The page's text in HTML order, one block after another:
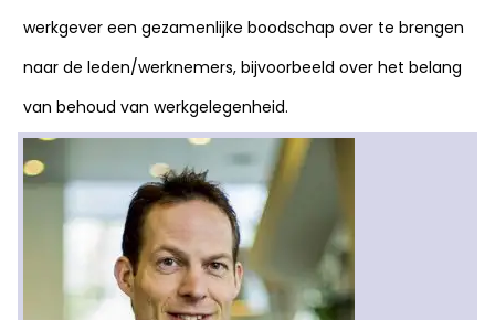
werkgever een gezamenlijke boodschap over te brengen
naar de leden/werknemers, bijvoorbeeld over het belang
van behoud van werkgelegenheid.